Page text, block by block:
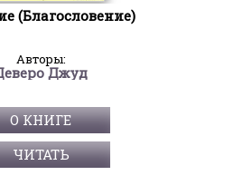
(Благословение)
Авторы:
Джуд
О КНИГЕ
ЧИТАТЬ